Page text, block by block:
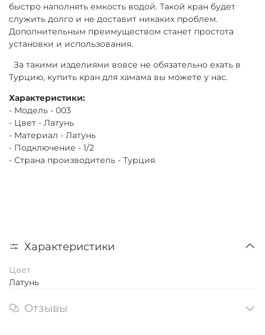
быстро наполнять емкость водой. Такой кран будет
служить долго и не доставит никаких проблем.
Дополнительным преимуществом станет простота
установки и использования.
За такими изделиями вовсе не обязательно ехать в
Турцию, купить кран для хамама вы можете у нас.
Характеристики:
- Модель - 003
- Цвет - Латунь
- Материал - Латунь
- Подключение - 1/2
- Страна производитель - Турция
Характеристики
Цвет
Латунь
Отзывы